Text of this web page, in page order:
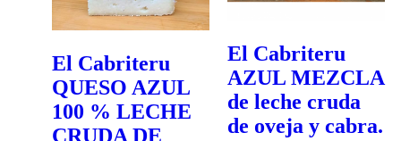
El Cabriteru
QUESO AZUL
100 % LECHE
CRUDA DE
El Cabriteru
AZUL MEZCLA
de leche cruda
de oveja y cabra.